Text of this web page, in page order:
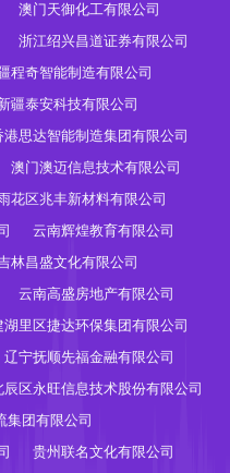
澳门天御化工有限公司
浙江绍兴昌道证券有限公司
程奇智能制造有限公司
疆泰安科技有限公司
港思达智能制造集团有限公司
澳门澳迈信息技术有限公司
花区兆丰新材料有限公司
云南辉煌教育有限公司
林昌盛文化有限公司
云南高盛房地产有限公司
湖里区捷达环保集团有限公司
辽宁抚顺先福金融有限公司
辰区永旺信息技术股份有限公司
集团有限公司
贵州联名文化有限公司